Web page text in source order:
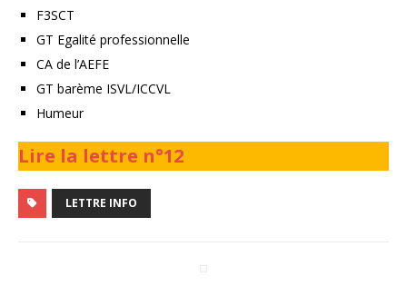
F3SCT
GT Egalité professionnelle
CA de l’AEFE
GT barème ISVL/ICCVL
Humeur
Lire la lettre n°12
LETTRE INFO